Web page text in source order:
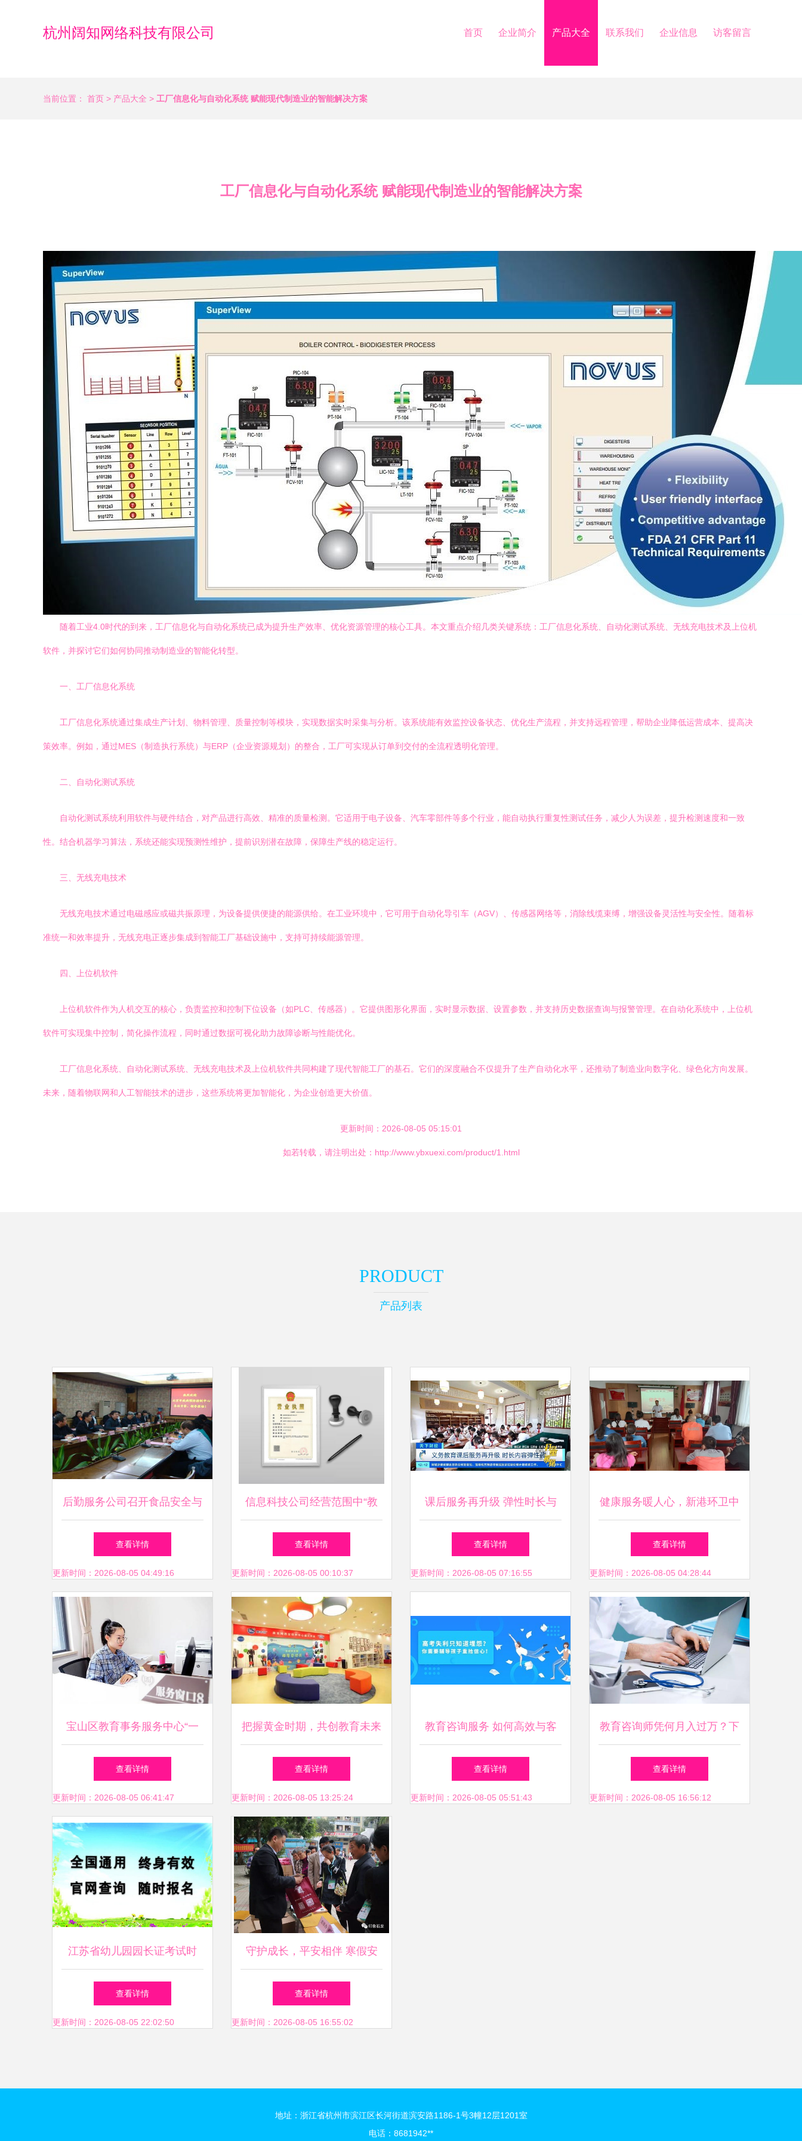
杭州阔知网络科技有限公司 首页 企业简介 产品大全 联系我们 企业信息 访客留言
当前位置： 首页 > 产品大全 > 工厂信息化与自动化系统 赋能现代制造业的智能解决方案
工厂信息化与自动化系统 赋能现代制造业的智能解决方案
随着工业4.0时代的到来，工厂信息化与自动化系统已成为提升生产效率、优化资源管理的核心工具。本文重点介绍几类关键系统：工厂信息化系统、自动化测试系统、无线充电技术及上位机
软件，并探讨它们如何协同推动制造业的智能化转型。
一、工厂信息化系统
工厂信息化系统通过集成生产计划、物料管理、质量控制等模块，实现数据实时采集与分析。该系统能有效监控设备状态、优化生产流程，并支持远程管理，帮助企业降低运营成本、提高决
策效率。例如，通过MES（制造执行系统）与ERP（企业资源规划）的整合，工厂可实现从订单到交付的全流程透明化管理。
二、自动化测试系统
自动化测试系统利用软件与硬件结合，对产品进行高效、精准的质量检测。它适用于电子设备、汽车零部件等多个行业，能自动执行重复性测试任务，减少人为误差，提升检测速度和一致
性。结合机器学习算法，系统还能实现预测性维护，提前识别潜在故障，保障生产线的稳定运行。
三、无线充电技术
无线充电技术通过电磁感应或磁共振原理，为设备提供便捷的能源供给。在工业环境中，它可用于自动化导引车（AGV）、传感器网络等，消除线缆束缚，增强设备灵活性与安全性。随着标
准统一和效率提升，无线充电正逐步集成到智能工厂基础设施中，支持可持续能源管理。
四、上位机软件
上位机软件作为人机交互的核心，负责监控和控制下位设备（如PLC、传感器）。它提供图形化界面，实时显示数据、设置参数，并支持历史数据查询与报警管理。在自动化系统中，上位机
软件可实现集中控制，简化操作流程，同时通过数据可视化助力故障诊断与性能优化。
工厂信息化系统、自动化测试系统、无线充电技术及上位机软件共同构建了现代智能工厂的基石。它们的深度融合不仅提升了生产自动化水平，还推动了制造业向数字化、绿色化方向发展。
未来，随着物联网和人工智能技术的进步，这些系统将更加智能化，为企业创造更大价值。
更新时间：2026-08-05 05:15:01
如若转载，请注明出处：http://www.ybxuexi.com/product/1.html
PRODUCT
产品列表
后勤服务公司召开食品安全与
健康饮食专家咨询会 深化教
育咨询服务内涵
查看详情
更新时间：2026-08-05 04:49:16
信息科技公司经营范围中“教
育咨询服务”的撰写指南
查看详情
更新时间：2026-08-05 00:10:37
课后服务再升级 弹性时长与
多元内容引领义务教育新篇章
查看详情
更新时间：2026-08-05 07:16:55
健康服务暖人心，新港环卫中
心开展健康教育讲座与义诊咨
询服务
查看详情
更新时间：2026-08-05 04:28:44
宝山区教育事务服务中心“一
站式”服务窗口正式启动，开
启教育咨询服务新篇章
查看详情
更新时间：2026-08-05 06:41:47
把握黄金时期，共创教育未来
婴幼儿早期教育开发与咨询服
务
查看详情
更新时间：2026-08-05 13:25:24
教育咨询服务 如何高效与客
服沟通，提升学习规划效率
查看详情
更新时间：2026-08-05 05:51:43
教育咨询师凭何月入过万？下
半年临沂教育市场迎来职业红
利期
查看详情
更新时间：2026-08-05 16:56:12
江苏省幼儿园园长证考试时
间、地点及教育咨询服务指南
查看详情
更新时间：2026-08-05 22:02:50
守护成长，平安相伴 寒假安
全教育宣传暨咨询服务进校园
查看详情
更新时间：2026-08-05 16:55:02
地址：浙江省杭州市滨江区长河街道滨安路1186-1号3幢12层1201室
电话：8681942**